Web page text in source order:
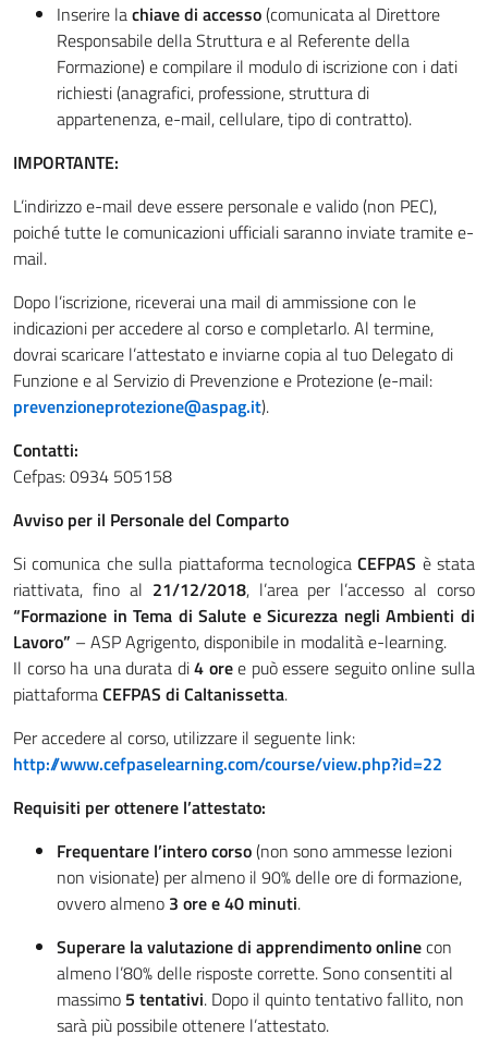
Inserire lachiave di accesso(comunicata al Direttore
Responsabile della Struttura e al Referente della
Formazione) e compilare il modulo di iscrizione con i dati
richiesti (anagrafici, professione, struttura di
appartenenza, e-mail, cellulare, tipo di contratto).
IMPORTANTE:
L’indirizzo e-mail deve essere personale e valido (non PEC),
poiché tutte le comunicazioni ufficiali saranno inviate tramite e-
mail.
Dopo l’iscrizione, riceverai una mail di ammissione con le
indicazioni per accedere al corso e completarlo. Al termine,
dovrai scaricare l’attestato e inviarne copia al tuo Delegato di
Funzione e al Servizio di Prevenzione e Protezione (e-mail:
prevenzioneprotezione@aspag.it).
Contatti:
Cefpas: 0934 505158
Avviso per il Personale del Comparto
Si comunica che sulla piattaforma tecnologicaCEFPAS è stata
riattivata, fino al 21/12/2018, l’area per l’accesso al corso
“Formazione in Tema di Salute e Sicurezza negli Ambienti di
Lavoro” – ASP Agrigento, disponibile in modalità e-learning.
Il corso ha una durata di4 oree può essere seguito online sulla
piattaformaCEFPAS di Caltanissetta.
Per accedere al corso, utilizzare il seguente link:
http://www.cefpaselearning.com/course/view.php?id=22
Requisiti per ottenere l’attestato:
Frequentare l’intero corso(non sono ammesse lezioni
non visionate) per almeno il 90% delle ore di formazione,
ovvero almeno 3 ore e 40 minuti.
Superare la valutazione di apprendimento onlinecon
almeno l’80% delle risposte corrette. Sono consentiti al
massimo 5 tentativi. Dopo il quinto tentativo fallito, non
sarà più possibile ottenere l’attestato.